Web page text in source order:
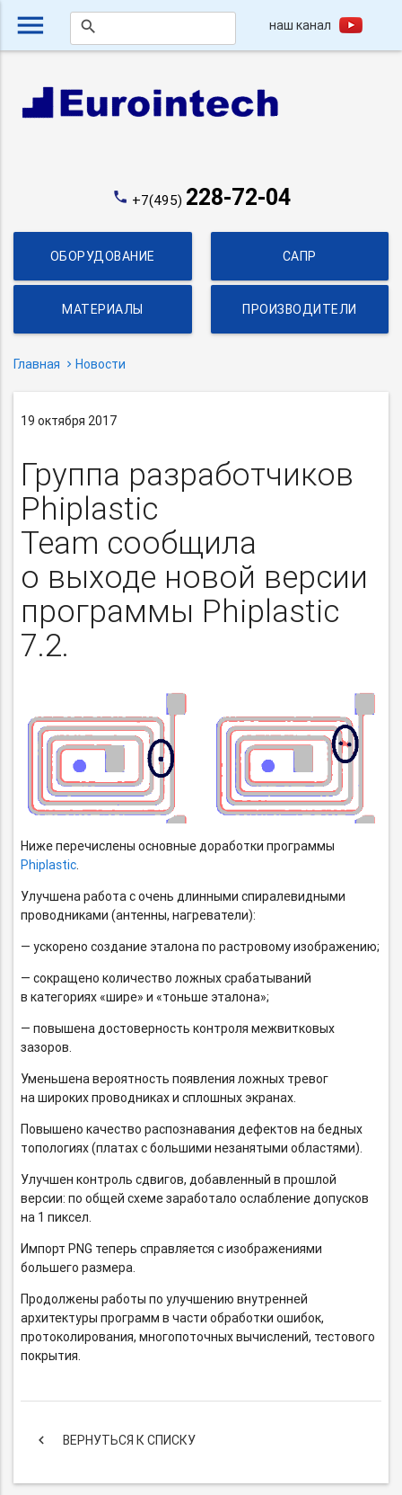
menu search наш канал
phone +7(495) 228-72-04
ОБОРУДОВАНИЕ САПР
МАТЕРИАЛЫ ПРОИЗВОДИТЕЛИ
Главная Новости
19 октября 2017
Группа разработчиков
Phiplastic
Team сообщила
о выходе новой версии
программы Phiplastic
7.2.
Ниже перечислены основные доработки программы
Phiplastic.
Улучшена работа с очень длинными спиралевидными
проводниками (антенны, нагреватели):
— ускорено создание эталона по растровому изображению;
— сокращено количество ложных срабатываний
в категориях «шире» и «тоньше эталона»;
— повышена достоверность контроля межвитковых
зазоров.
Уменьшена вероятность появления ложных тревог
на широких проводниках и сплошных экранах.
Повышено качество распознавания дефектов на бедных
топологиях (платах с большими незанятыми областями).
Улучшен контроль сдвигов, добавленный в прошлой
версии: по общей схеме заработало ослабление допусков
на 1 пиксел.
Импорт PNG теперь справляется с изображениями
большего размера.
Продолжены работы по улучшению внутренней
архитектуры программ в части обработки ошибок,
протоколирования, многопоточных вычислений, тестового
покрытия.
keyboard_arrow_left ВЕРНУТЬСЯ К СПИСКУ